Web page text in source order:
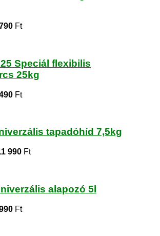
Ft
Speciál flexibilis
25kg
Ft
tapadóhíd 7,5kg
990 Ft
alapozó 5l
Ft